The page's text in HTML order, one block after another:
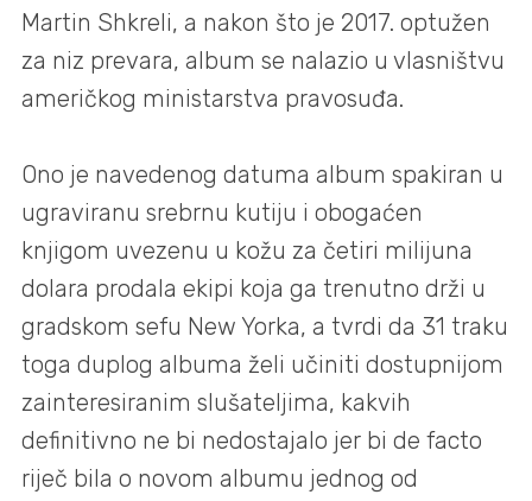
Martin Shkreli, a nakon što je 2017. optužen
za niz prevara, album se nalazio u vlasništvu
američkog ministarstva pravosuđa.
Ono je navedenog datuma album spakiran u
ugraviranu srebrnu kutiju i obogaćen
knjigom uvezenu u kožu za četiri milijuna
dolara prodala ekipi koja ga trenutno drži u
gradskom sefu New Yorka, a tvrdi da 31 traku
toga duplog albuma želi učiniti dostupnijom
zainteresiranim slušateljima, kakvih
definitivno ne bi nedostajalo jer bi de facto
riječ bila o novom albumu jednog od